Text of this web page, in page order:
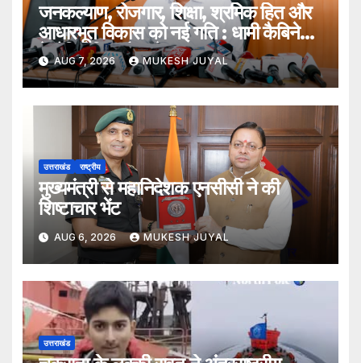
जनकल्याण, रोजगार, शिक्षा, श्रमिक हित और
आधारभूत विकास को नई गति : धामी कैबिनेट
के ऐतिहासिक फैसले
AUG 7, 2026 MUKESH JUYAL
उत्तराखंड राष्ट्रीय
मुख्यमंत्री से महानिदेशक एनसीसी ने की
शिष्टाचार भेंट
AUG 6, 2026 MUKESH JUYAL
उत्तराखंड